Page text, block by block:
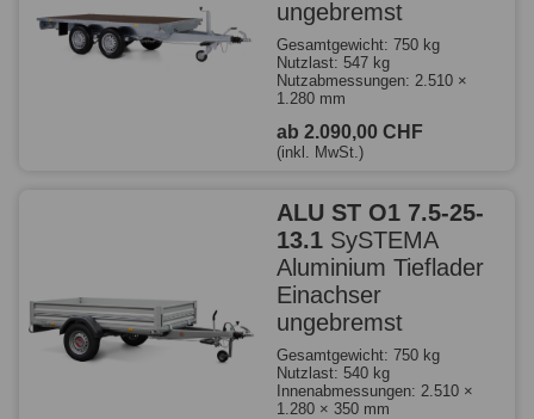
ungebremst
Gesamtgewicht: 750 kg
Nutzlast: 547 kg
Nutzabmessungen: 2.510 ×
1.280 mm
ab 2.090,00 CHF
(inkl. MwSt.)
ALU ST O1 7.5-25-
13.1 SySTEMA
Aluminium Tieflader
Einachser
ungebremst
Gesamtgewicht: 750 kg
Nutzlast: 540 kg
Innenabmessungen: 2.510 ×
1.280 × 350 mm